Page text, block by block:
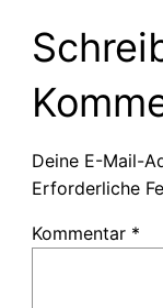
Deine E-Mail-
Erforderliche
Kommentar *